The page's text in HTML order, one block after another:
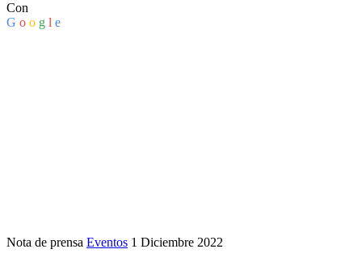
Con
G o o g l e
Nota de prensa Eventos 1 Diciembre 2022